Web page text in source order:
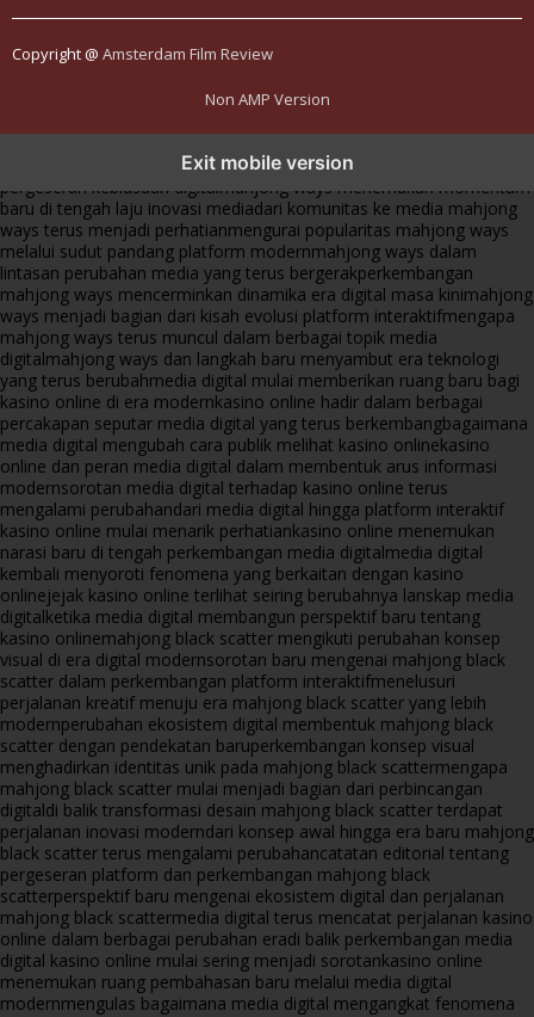
Copyright @ Amsterdam Film Review
Non AMP Version
Exit mobile version
fenomena mahjong ways muncul bersama
pergeseran kebiasaan digitalmahjong ways menemukan momentum
baru di tengah laju inovasi mediadari komunitas ke media mahjong
ways terus menjadi perhatianmengurai popularitas mahjong ways
melalui sudut pandang platform modernmahjong ways dalam
lintasan perubahan media yang terus bergerakperkembangan
mahjong ways mencerminkan dinamika era digital masa kinimahjong
ways menjadi bagian dari kisah evolusi platform interaktifmengapa
mahjong ways terus muncul dalam berbagai topik media
digitalmahjong ways dan langkah baru menyambut era teknologi
yang terus berubahmedia digital mulai memberikan ruang baru bagi
kasino online di era modernkasino online hadir dalam berbagai
percakapan seputar media digital yang terus berkembangbagaimana
media digital mengubah cara publik melihat kasino onlinekasino
online dan peran media digital dalam membentuk arus informasi
modernsorotan media digital terhadap kasino online terus
mengalami perubahandari media digital hingga platform interaktif
kasino online mulai menarik perhatiankasino online menemukan
narasi baru di tengah perkembangan media digitalmedia digital
kembali menyoroti fenomena yang berkaitan dengan kasino
onlinejejak kasino online terlihat seiring berubahnya lanskap media
digitalketika media digital membangun perspektif baru tentang
kasino onlinemahjong black scatter mengikuti perubahan konsep
visual di era digital modernsorotan baru mengenai mahjong black
scatter dalam perkembangan platform interaktifmenelusuri
perjalanan kreatif menuju era mahjong black scatter yang lebih
modernperubahan ekosistem digital membentuk mahjong black
scatter dengan pendekatan baruperkembangan konsep visual
menghadirkan identitas unik pada mahjong black scattermengapa
mahjong black scatter mulai menjadi bagian dari perbincangan
digitaldi balik transformasi desain mahjong black scatter terdapat
perjalanan inovasi moderndari konsep awal hingga era baru mahjong
black scatter terus mengalami perubahancatatan editorial tentang
pergeseran platform dan perkembangan mahjong black
scatterperspektif baru mengenai ekosistem digital dan perjalanan
mahjong black scattermedia digital terus mencatat perjalanan kasino
online dalam berbagai perubahan eradi balik perkembangan media
digital kasino online mulai sering menjadi sorotankasino online
menemukan ruang pembahasan baru melalui media digital
modernmengulas bagaimana media digital mengangkat fenomena